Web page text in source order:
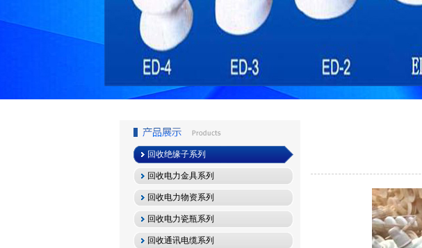
回收绝缘子系列
回收电力金具系列
回收电力物资系列
回收电力瓷瓶系列
回收通讯电缆系列